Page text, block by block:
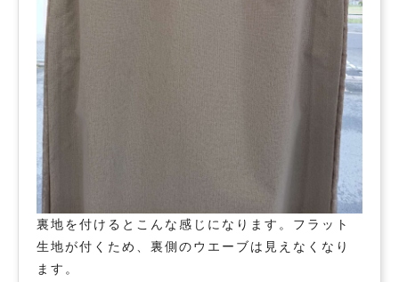
裏地を付けるとこんな感じになります。フラット
生地が付くため、裏側のウエーブは見えなくなり
ます。